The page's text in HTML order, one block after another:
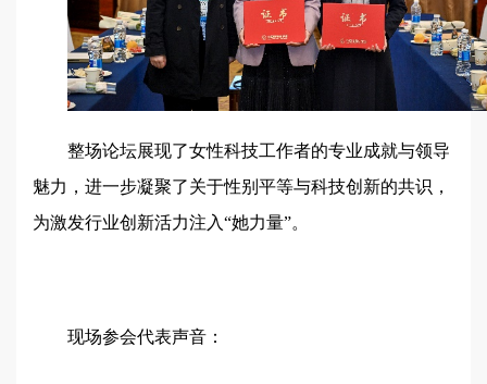
整场论坛展现了女性科技工作者的专业成就与领导
魅力，进一步凝聚了关于性别平等与科技创新的共识，
为激发行业创新活力注入“她力量”。
现场参会代表声音：